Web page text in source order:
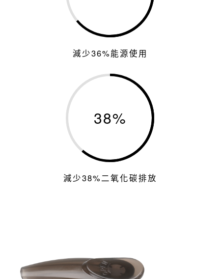
減少36%能源使用
38%
減少38%二氧化碳排放